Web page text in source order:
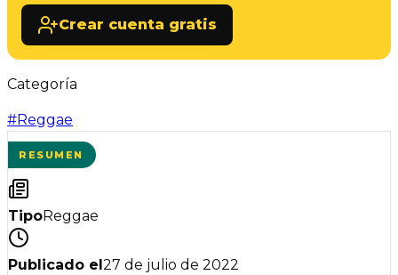
Crear cuenta gratis
Categoría
#Reggae
RESUMEN
TipoReggae
Publicado el 27 de julio de 2022